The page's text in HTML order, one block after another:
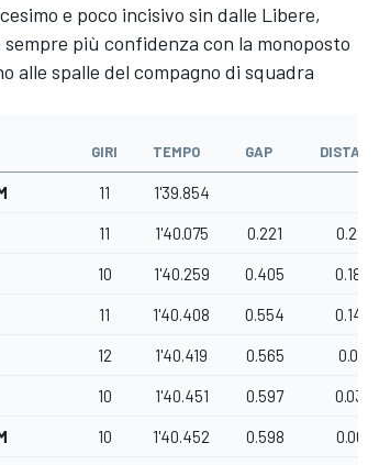
e poco incisivo sin dalle Libere,
più confidenza con la monoposto
alle spalle del compagno di squadra
GIRI TEMPO GAP DISTACCO
11 1'39.854
11 1'40.075 0.221 0.221
10 1'40.259 0.405 0.184
11 1'40.408 0.554 0.149
12 1'40.419 0.565 0.011
10 1'40.451 0.597 0.032
10 1'40.452 0.598 0.001